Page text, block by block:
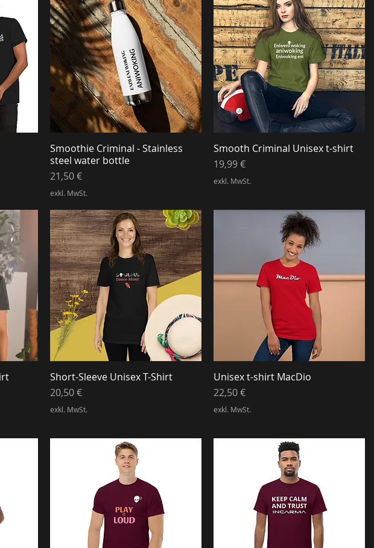
Smoothie Criminal - Stainless
steel water bottle
Preis
21,50 €
exkl. MwSt.
Smooth Criminal Unisex t-shirt
Preis
19,99 €
exkl. MwSt.
Short-Sleeve Unisex T-Shirt
Preis
20,50 €
exkl. MwSt.
Unisex t-shirt MacDio
Preis
22,50 €
exkl. MwSt.